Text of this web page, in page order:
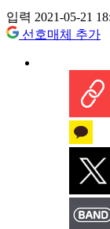
입력 2021-05-21
선호매체 추가